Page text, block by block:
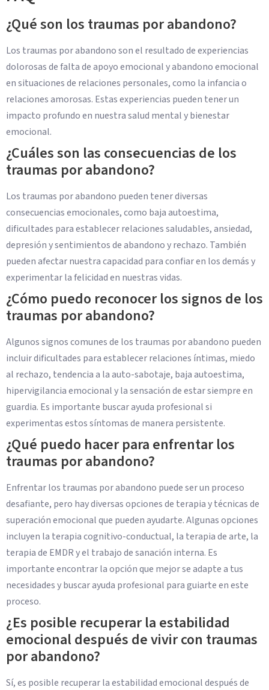
¿Qué son los traumas por abandono?
Los traumas por abandono son el resultado de experiencias
dolorosas de falta de apoyo emocional y abandono emocional
en situaciones de relaciones personales, como la infancia o
relaciones amorosas. Estas experiencias pueden tener un
impacto profundo en nuestra salud mental y bienestar
emocional.
¿Cuáles son las consecuencias de los
traumas por abandono?
Los traumas por abandono pueden tener diversas
consecuencias emocionales, como baja autoestima,
dificultades para establecer relaciones saludables, ansiedad,
depresión y sentimientos de abandono y rechazo. También
pueden afectar nuestra capacidad para confiar en los demás y
experimentar la felicidad en nuestras vidas.
¿Cómo puedo reconocer los signos de los
traumas por abandono?
Algunos signos comunes de los traumas por abandono pueden
incluir dificultades para establecer relaciones íntimas, miedo
al rechazo, tendencia a la auto-sabotaje, baja autoestima,
hipervigilancia emocional y la sensación de estar siempre en
guardia. Es importante buscar ayuda profesional si
experimentas estos síntomas de manera persistente.
¿Qué puedo hacer para enfrentar los
traumas por abandono?
Enfrentar los traumas por abandono puede ser un proceso
desafiante, pero hay diversas opciones de terapia y técnicas de
superación emocional que pueden ayudarte. Algunas opciones
incluyen la terapia cognitivo-conductual, la terapia de arte, la
terapia de EMDR y el trabajo de sanación interna. Es
importante encontrar la opción que mejor se adapte a tus
necesidades y buscar ayuda profesional para guiarte en este
proceso.
¿Es posible recuperar la estabilidad
emocional después de vivir con traumas
por abandono?
Sí, es posible recuperar la estabilidad emocional después de